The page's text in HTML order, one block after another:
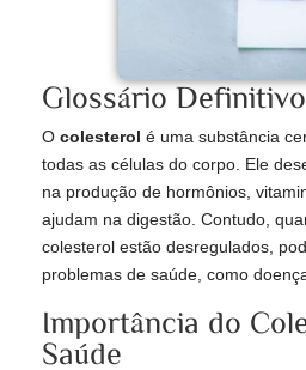
Glossário
O colesterol é uma substância
todas as células do corpo. Ele
na produção de hormônios,
ajudam na digestão. Contudo,
colesterol estão desregulados,
problemas de saúde, como
Importância do
Saúde